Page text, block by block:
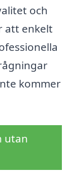
och
att enkelt
kommer
utan